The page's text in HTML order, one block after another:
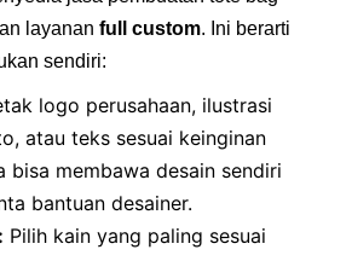
layanan full custom. Ini berarti
sendiri:
logo perusahaan, ilustrasi
atau teks sesuai keinginan
bisa membawa desain sendiri
bantuan desainer.
Pilih kain yang paling sesuai